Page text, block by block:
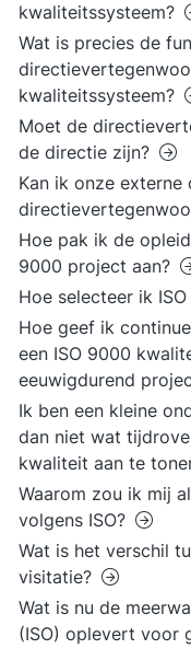
kwaliteitssysteem?
Wat is precies de
kwaliteitssysteem?
Moet de
de directie zijn?
Kan ik onze externe
Hoe pak ik de
9000 project aan?
Hoe selecteer ik
Hoe geef ik
een ISO 9000
eeuwigdurend
Ik ben een kleine
dan niet wat
kwaliteit aan te
Waarom zou ik mij
volgens ISO?
Wat is het verschil
visitatie?
Wat is nu de
(ISO) oplevert voor